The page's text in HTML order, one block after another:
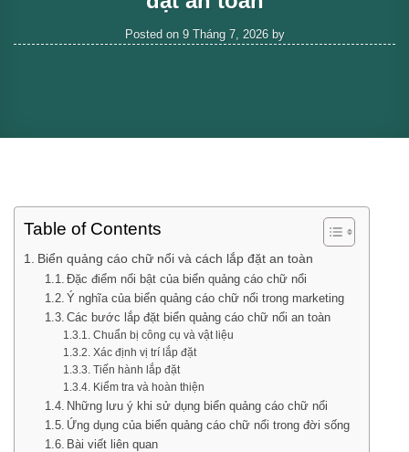
Posted on 9 Tháng 7, 2026by
Table of Contents
Biển quảng cáo chữ nổi và cách lắp đặt an toàn
Đặc điểm nổi bật của biển quảng cáo chữ nổi
Ý nghĩa của biển quảng cáo chữ nổi trong marketing
Các bước lắp đặt biển quảng cáo chữ nổi an toàn
Chuẩn bị công cụ và vật liệu
Xác định vị trí lắp đặt
Tiến hành lắp đặt
Kiểm tra và hoàn thiện
Những lưu ý khi sử dụng biển quảng cáo chữ nổi
Ứng dụng của biển quảng cáo chữ nổi trong đời sống
Bài viết liên quan